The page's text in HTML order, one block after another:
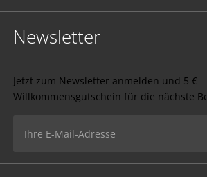
Newsletter
Jetzt zum Newsletter anmelden und 5 €
Willkommensgutschein für die nächste